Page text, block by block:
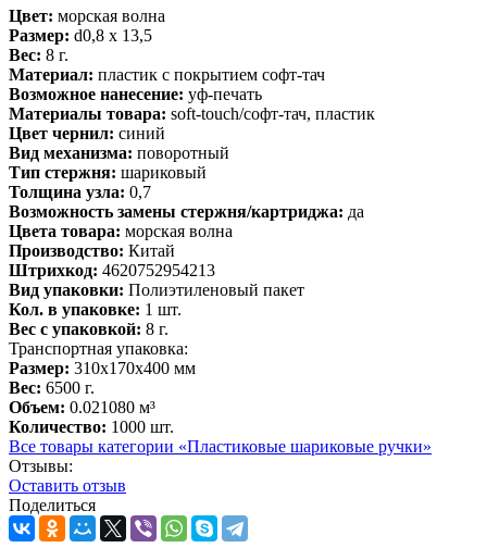
Цвет: морская волна
Размер: d0,8 х 13,5
Вес: 8 г.
Материал: пластик с покрытием софт-тач
Возможное нанесение: уф-печать
Материалы товара: soft-touch/софт-тач, пластик
Цвет чернил: синий
Вид механизма: поворотный
Тип стержня: шариковый
Толщина узла: 0,7
Возможность замены стержня/картриджа: да
Цвета товара: морская волна
Производство: Китай
Штрихкод: 4620752954213
Вид упаковки: Полиэтиленовый пакет
Кол. в упаковке: 1 шт.
Вес с упаковкой: 8 г.
Транспортная упаковка:
Размер: 310x170x400 мм
Вес: 6500 г.
Объем: 0.021080 м³
Количество: 1000 шт.
Все товары категории «Пластиковые шариковые ручки»
Отзывы:
Оcтавить отзыв
Поделиться